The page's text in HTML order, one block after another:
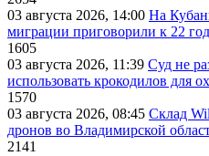
03 августа 2026, 14:00 На
миграции приговорили к 22
1605
03 августа 2026, 11:39 Суд не
использовать крокодилов для
1570
03 августа 2026, 08:45 Склад
дронов во Владимирской
2141